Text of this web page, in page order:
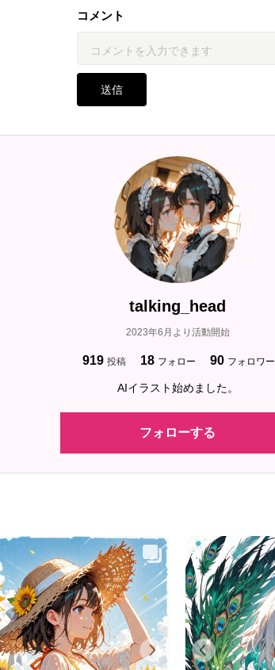
コメント
送信
talking_head
2023年6月より活動開始
919 投稿 18 フォロー 90 フォロワー
AIイラスト始めました。
フォローする